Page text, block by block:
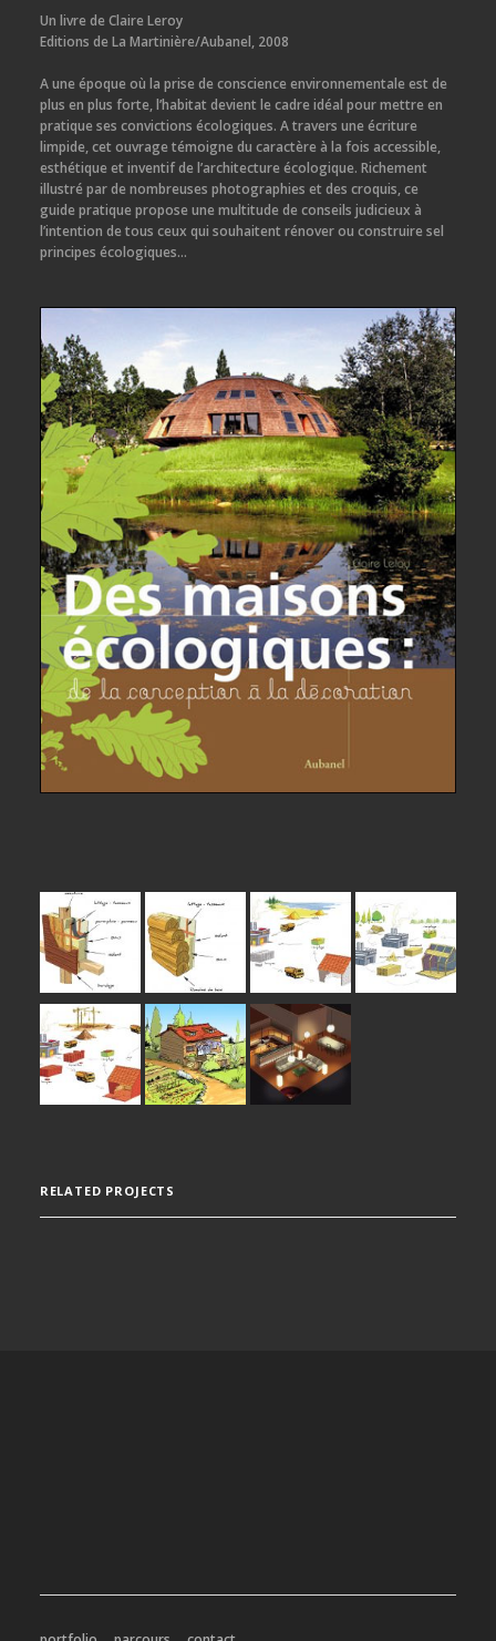
Un livre de Claire Leroy
Editions de La Martinière/Aubanel, 2008
A une époque où la prise de conscience environnementale est de
plus en plus forte, l’habitat devient le cadre idéal pour mettre en
pratique ses convictions écologiques. A travers une écriture
limpide, cet ouvrage témoigne du caractère à la fois accessible,
esthétique et inventif de l’architecture écologique. Richement
illustré par de nombreuses photographies et des croquis, ce
guide pratique propose une multitude de conseils judicieux à
l’intention de tous ceux qui souhaitent rénover ou construire sel
principes écologiques…
RELATED PROJECTS